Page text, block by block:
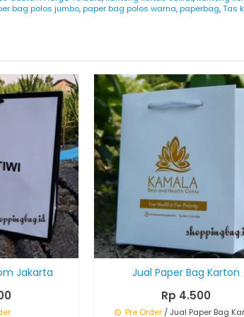
bag polos jumbo,paper bag polos warna,paperbag,Tas
Jakarta Jual Paper Bag Karton
Rp 4.500
Pre Order / Jual Paper Bag